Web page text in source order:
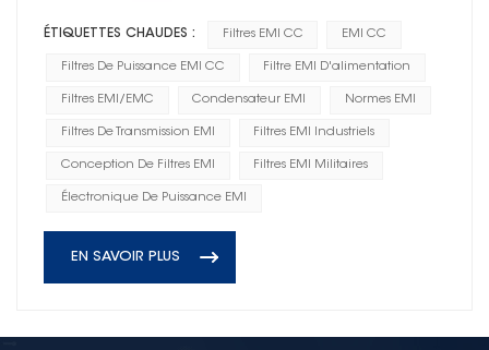
ÉTIQUETTES CHAUDES : Filtres EMI CC EMI CC
Filtres De Puissance EMI CC Filtre EMI D'alimentation
Filtres EMI/EMC Condensateur EMI Normes EMI
Filtres De Transmission EMI Filtres EMI Industriels
Conception De Filtres EMI Filtres EMI Militaires
Électronique De Puissance EMI
EN SAVOIR PLUS